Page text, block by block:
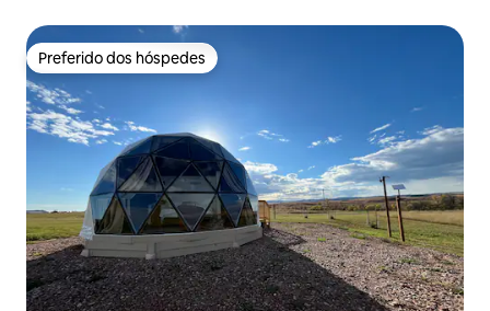
Preferido dos hóspedes
Preferido dos hóspedes